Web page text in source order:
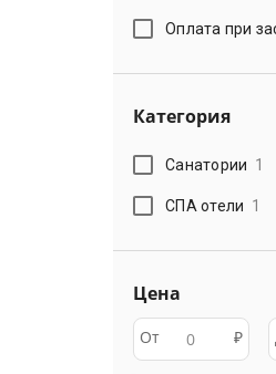
Оплата при
Категория
Санатории 1
СПА отели 1
Цена
От ₽